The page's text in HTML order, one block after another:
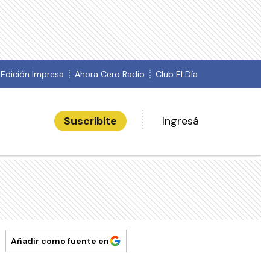
Edición Impresa Ahora Cero Radio Club El Día
Suscribite Ingresá
Añadir como fuente en